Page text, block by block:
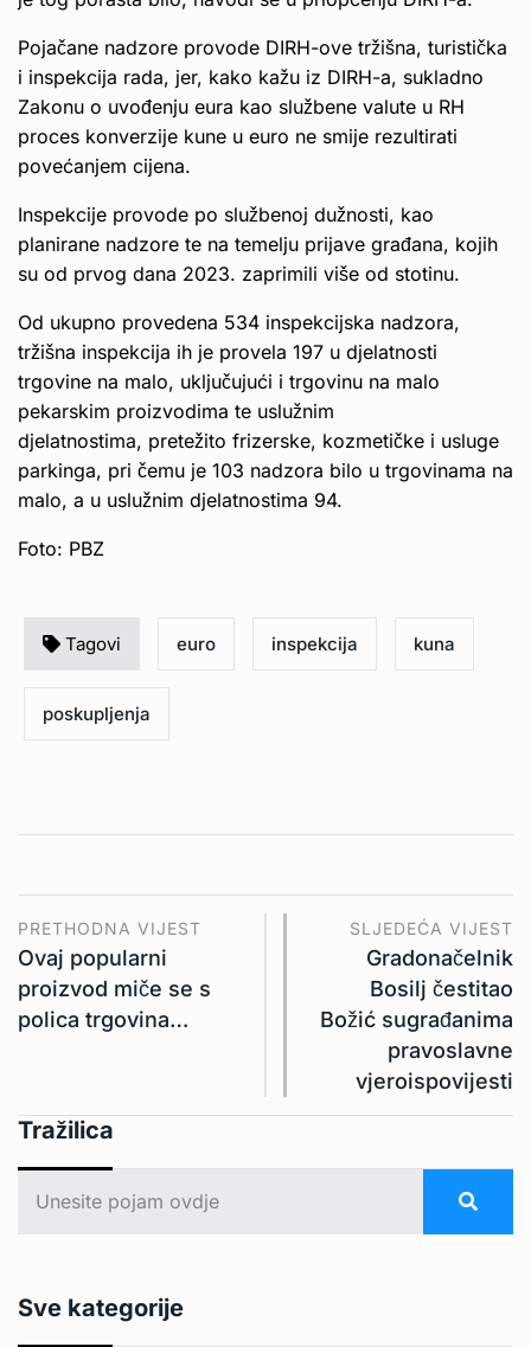
Pojačane nadzore provode DIRH-ove tržišna, turistička
i inspekcija rada, jer, kako kažu iz DIRH-a, sukladno
Zakonu o uvođenju eura kao službene valute u RH
proces konverzije kune u euro ne smije rezultirati
povećanjem cijena.
Inspekcije provode po službenoj dužnosti, kao
planirane nadzore te na temelju prijave građana, kojih
su od prvog dana 2023. zaprimili više od stotinu.
Od ukupno provedena 534 inspekcijska nadzora,
tržišna inspekcija ih je provela 197 u djelatnosti
trgovine na malo, uključujući i trgovinu na malo
pekarskim proizvodima te uslužnim
djelatnostima, pretežito frizerske, kozmetičke i usluge
parkinga, pri čemu je 103 nadzora bilo u trgovinama na
malo, a u uslužnim djelatnostima 94.
Foto: PBZ
Tagovi euro inspekcija kuna
poskupljenja
PRETHODNA VIJEST
Ovaj popularni
proizvod miče se s
polica trgovina…
SLJEDEĆA VIJEST
Gradonačelnik
Bosilj čestitao
Božić sugrađanima
pravoslavne
vjeroispovijesti
Tražilica
Sve kategorije